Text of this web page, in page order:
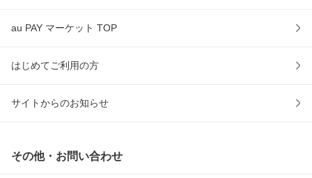
au PAY マーケット TOP
はじめてご利用の方
サイトからのお知らせ
その他・お問い合わせ